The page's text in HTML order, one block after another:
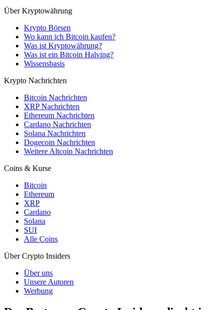
Über Kryptowährung
Krypto Börsen
Wo kann ich Bitcoin kaufen?
Was ist Kryptowährung?
Was ist ein Bitcoin Halving?
Wissensbasis
Krypto Nachrichten
Bitcoin Nachrichten
XRP Nachrichten
Ethereum Nachrichten
Cardano Nachrichten
Solana Nachrichten
Dogecoin Nachrichten
Weitere Altcoin Nachrichten
Coins & Kurse
Bitcoin
Ethereum
XRP
Cardano
Solana
SUI
Alle Coins
Über Crypto Insiders
Über uns
Unsere Autoren
Werbung